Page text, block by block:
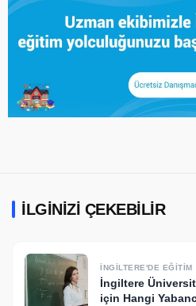
İLGINIZI ÇEKEBILIR
İNGILTERE'DE EĞITIM
İngiltere
için Hangi